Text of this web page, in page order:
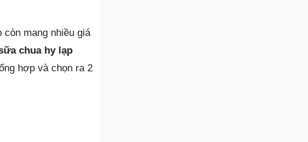
mang nhiều giá
chua hy lạp
hợp và chọn ra 2